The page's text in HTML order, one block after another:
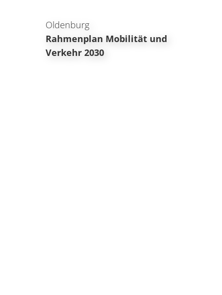
Oldenburg
Rahmenplan Mobilität und
Verkehr 2030